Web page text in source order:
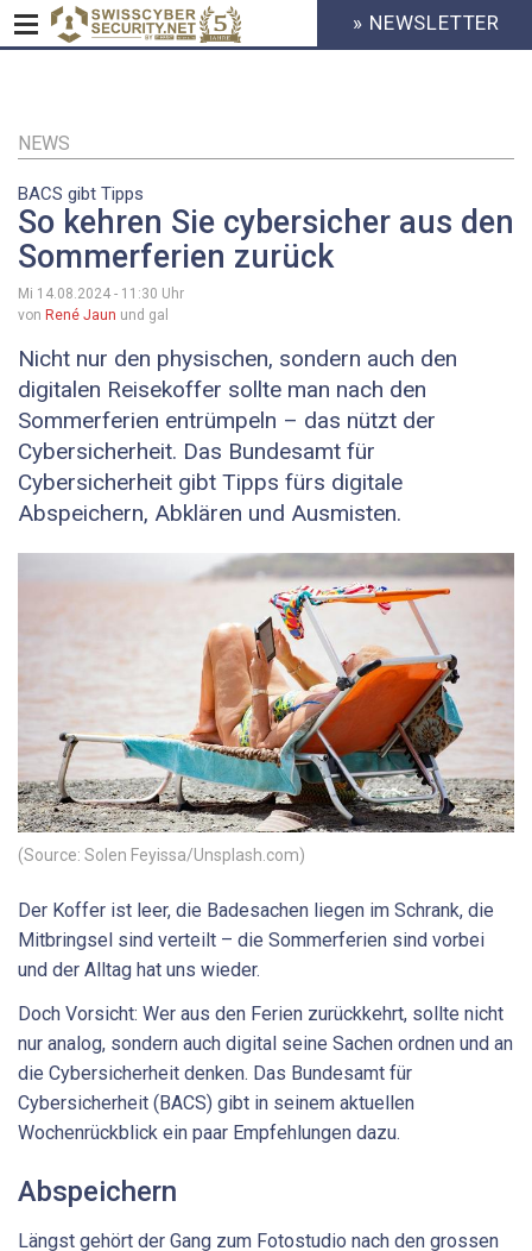
Inhalt
HEADER
MENU
» NEWSLETTER
NEWS
BACS gibt Tipps
So kehren Sie cybersicher aus den
Sommerferien zurück
Mi 14.08.2024 - 11:30 Uhr
von René Jaun und gal
Nicht nur den physischen, sondern auch den
digitalen Reisekoffer sollte man nach den
Sommerferien entrümpeln – das nützt der
Cybersicherheit. Das Bundesamt für
Cybersicherheit gibt Tipps fürs digitale
Abspeichern, Abklären und Ausmisten.
(Source: Solen Feyissa/Unsplash.com)
Der Koffer ist leer, die Badesachen liegen im Schrank, die
Mitbringsel sind verteilt – die Sommerferien sind vorbei
und der Alltag hat uns wieder.
Doch Vorsicht: Wer aus den Ferien zurückkehrt, sollte nicht
nur analog, sondern auch digital seine Sachen ordnen und an
die Cybersicherheit denken. Das Bundesamt für
Cybersicherheit (BACS) gibt in seinem aktuellen
Wochenrückblick ein paar Empfehlungen dazu.
Abspeichern
Längst gehört der Gang zum Fotostudio nach den grossen